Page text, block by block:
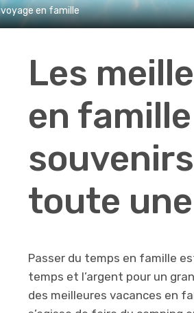
voyage en famille
Les
en
toute
Passer du temps en famille
temps et l’argent pour un
des meilleures vacances en